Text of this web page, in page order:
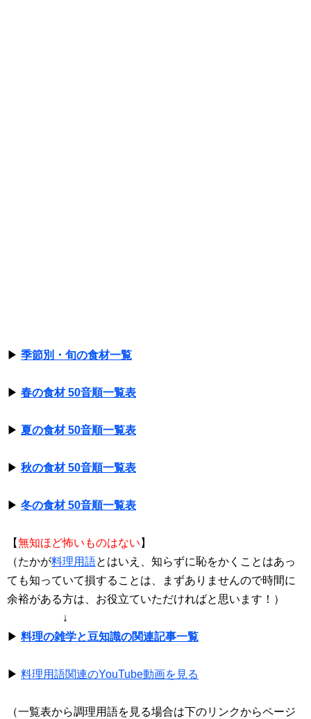
▶ 季節別・旬の食材一覧
▶ 春の食材 50音順一覧表
▶ 夏の食材 50音順一覧表
▶ 秋の食材 50音順一覧表
▶ 冬の食材 50音順一覧表
【無知ほど怖いものはない 】
（たかが料理用語とはいえ、知らずに恥をかくことはあっ
ても知っていて損することは、まずありませんので時間に
余裕がある方は、お役立ていただければと思います！）
↓
▶ 料理の雑学と豆知識の関連記事一覧
▶ 料理用語関連のYouTube動画を見る
（一覧表から調理用語を見る場合は下のリンクからページ